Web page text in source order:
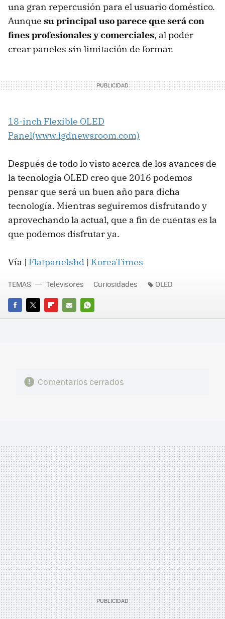
una gran repercusión para el usuario doméstico.
Aunque su principal uso parece que será con
fines profesionales y comerciales, al poder
crear paneles sin limitación de formar.
18-inch Flexible OLED
Panel(www.lgdnewsroom.com)
Después de todo lo visto acerca de los avances de
la tecnología OLED creo que 2016 podemos
pensar que será un buen año para dicha
tecnología. Mientras seguiremos disfrutando y
aprovechando la actual, que a fin de cuentas es la
que podemos disfrutar ya.
Vía | Flatpanelshd | KoreaTimes
FACEBOOK
TWITTERFLIPBOARD
E-
WHATSAPP
TEMAS Televisores Curiosidades OLED
Comentarios cerrados